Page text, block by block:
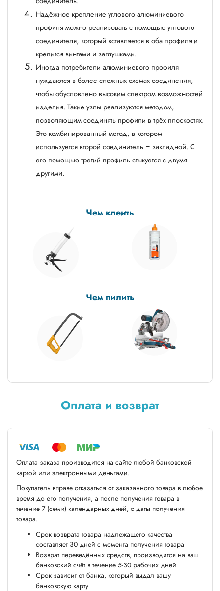
Надёжное крепление углового алюминиевого
профиля можно реализовать с помощью углового
соединителя, который вставляется в оба профиля и
крепится винтами и заглушками.
Иногда потребители алюминиевого профиля
нуждаются в более сложных схемах соединения,
чтобы обусловлено высоким спектром возможностей
изделия. Такие узлы реализуются методом,
позволяющим соединять профили в трёх плоскостях.
Это комбинированный метод, в котором
используется второй соединитель – закладной. С
его помощью третий профиль стыкуется с двумя
другими.
Чем клеить
Чем пилить
Оплата и возврат
Оплата заказа производится на сайте любой банковской
картой или электронными деньгами.
Покупатель вправе отказаться от заказанного товара в любое
время до его получения, а после получения товара в
течение 7 (семи) календарных дней, с даты получения
товара.
Срок возврата товара надлежащего качества
составляет 30 дней с момента получения товара
Возврат переведённых средств, производится на ваш
банковский счёт в течение 5-30 рабочих дней
Срок зависит от банка, который выдал вашу
банковскую карту